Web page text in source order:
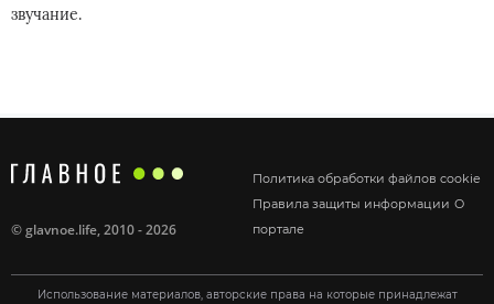
звучaниe.
Политика обработки файлов cookie
Правила защиты информации О
портале
©glavnoe.life, 2010 - 2026
Использование материалов, авторские права на которые принадлежат